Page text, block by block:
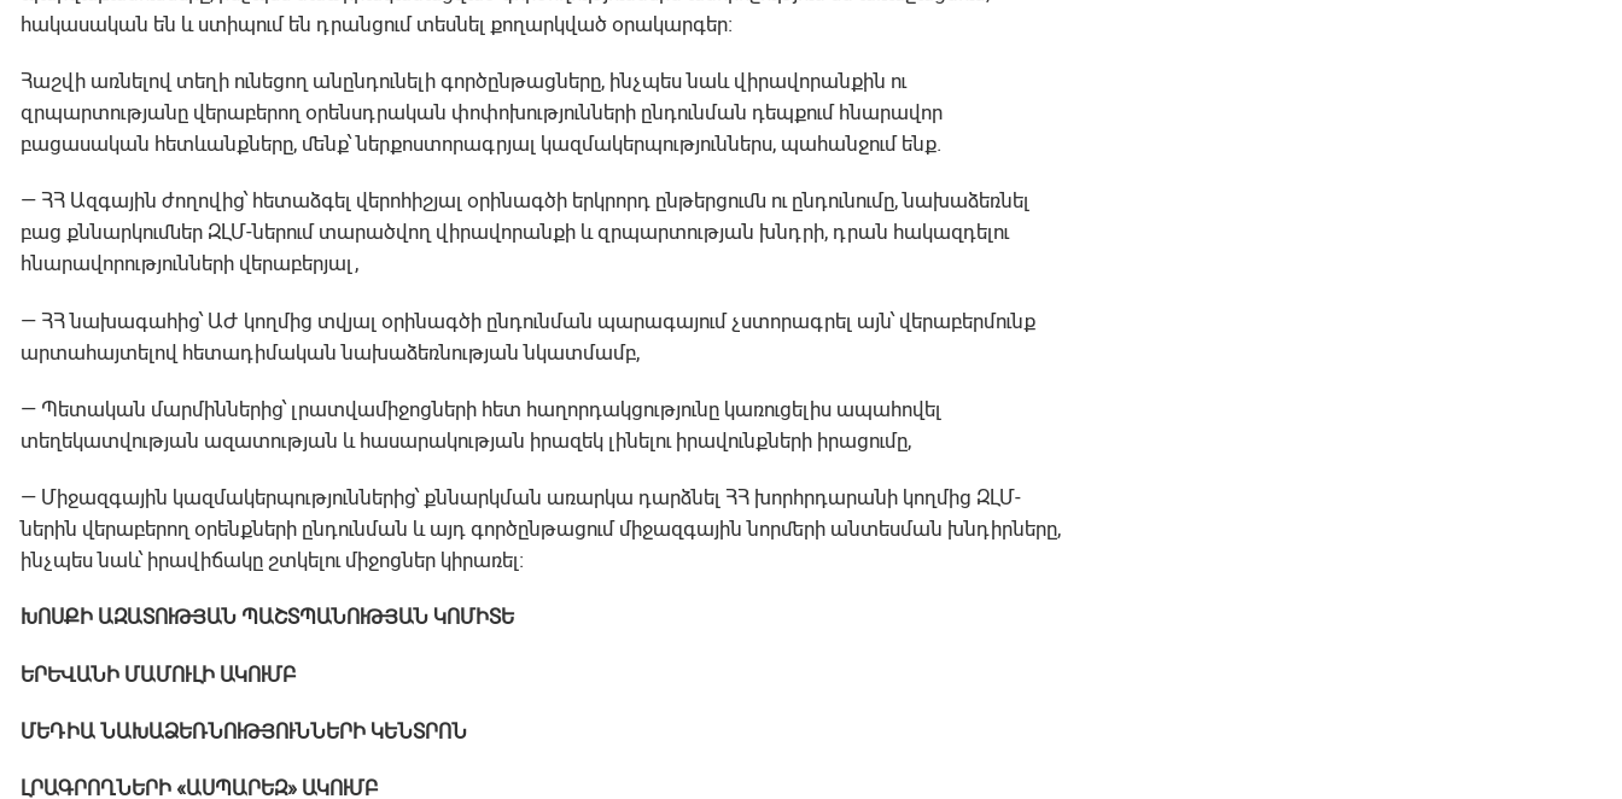
հակասական են և ստիպում են դրանցում տեսնել քողարկված օրակարգեր։
Հաշվի առնելով տեղի ունեցող անընդունելի գործընթացները, ինչպես նաև վիրավորանքին ու
զրպարտությանը վերաբերող օրենսդրական փոփոխությունների ընդունման դեպքում հնարավոր
բացասական հետևանքները, մենք՝ ներքոստորագրյալ կազմակերպություններս, պահանջում ենք.
— ՀՀ Ազգային ժողովից՝ հետաձգել վերոհիշյալ օրինագծի երկրորդ ընթերցումն ու ընդունումը, նախաձեռնել
բաց քննարկումներ ԶԼՄ-ներում տարածվող վիրավորանքի և զրպարտության խնդրի, դրան հակազդելու
հնարավորությունների վերաբերյալ,
— ՀՀ նախագահից՝ ԱԺ կողմից տվյալ օրինագծի ընդունման պարագայում չստորագրել այն՝ վերաբերմունք
արտահայտելով հետադիմական նախաձեռնության նկատմամբ,
— Պետական մարմիններից՝ լրատվամիջոցների հետ հաղորդակցությունը կառուցելիս ապահովել
տեղեկատվության ազատության և հասարակության իրազեկ լինելու իրավունքների իրացումը,
— Միջազգային կազմակերպություններից՝ քննարկման առարկա դարձնել ՀՀ խորհրդարանի կողմից ԶԼՄ-
ներին վերաբերող օրենքների ընդունման և այդ գործընթացում միջազգային նորմերի անտեսման խնդիրները,
ինչպես նաև՝ իրավիճակը շտկելու միջոցներ կիրառել։
ԽՈՍՔԻ ԱԶԱՏՈՒԹՅԱՆ ՊԱՇՏՊԱՆՈՒԹՅԱՆ ԿՈՄԻՏԵ
ԵՐԵՎԱՆԻ ՄԱՄՈՒԼԻ ԱԿՈՒՄԲ
ՄԵԴԻԱ ՆԱԽԱՁԵՌՆՈՒԹՅՈՒՆՆԵՐԻ ԿԵՆՏՐՈՆ
ԼՐԱԳՐՈՂՆԵՐԻ «ԱՍՊԱՐԵԶ» ԱԿՈՒՄԲ